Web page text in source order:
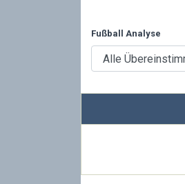
Fußball Analyse